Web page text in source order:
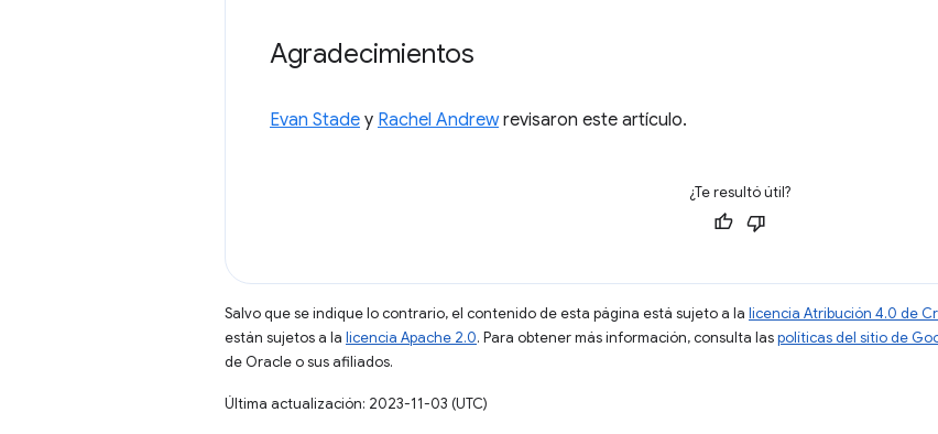
Agradecimientos
Evan Stade y Rachel Andrewrevisaron este artículo.
¿Te resultó útil?
Salvo que se indique lo contrario, el contenido de esta página está sujeto a la licencia Atribución 4.0 de
están sujetos a la licencia Apache 2.0. Para obtener más información, consulta laspolíticas del sitio de
de Oracle o sus afiliados.
Última actualización: 2023-11-03 (UTC)